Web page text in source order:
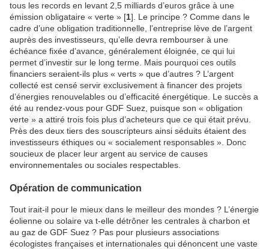
tous les records en levant 2,5 milliards d’euros grâce à une
émission obligataire « verte » [1]. Le principe ? Comme dans le
cadre d’une obligation traditionnelle, l’entreprise lève de l’argent
auprès des investisseurs, qu’elle devra rembourser à une
échéance fixée d’avance, généralement éloignée, ce qui lui
permet d’investir sur le long terme. Mais pourquoi ces outils
financiers seraient-ils plus « verts » que d’autres ? L’argent
collecté est censé servir exclusivement à financer des projets
d’énergies renouvelables ou d’efficacité énergétique. Le succès a
été au rendez-vous pour GDF Suez, puisque son « obligation
verte » a attiré trois fois plus d’acheteurs que ce qui était prévu.
Près des deux tiers des souscripteurs ainsi séduits étaient des
investisseurs éthiques ou « socialement responsables ». Donc
soucieux de placer leur argent au service de causes
environnementales ou sociales respectables.
Opération de communication
Tout irait-il pour le mieux dans le meilleur des mondes ? L’énergie
éolienne ou solaire va t-elle détrôner les centrales à charbon et
au gaz de GDF Suez ? Pas pour plusieurs associations
écologistes françaises et internationales qui dénoncent une vaste